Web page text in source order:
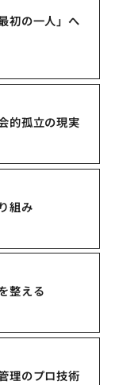
初の一人」へ
的孤立の現実
組み
整える
理のプロ技術